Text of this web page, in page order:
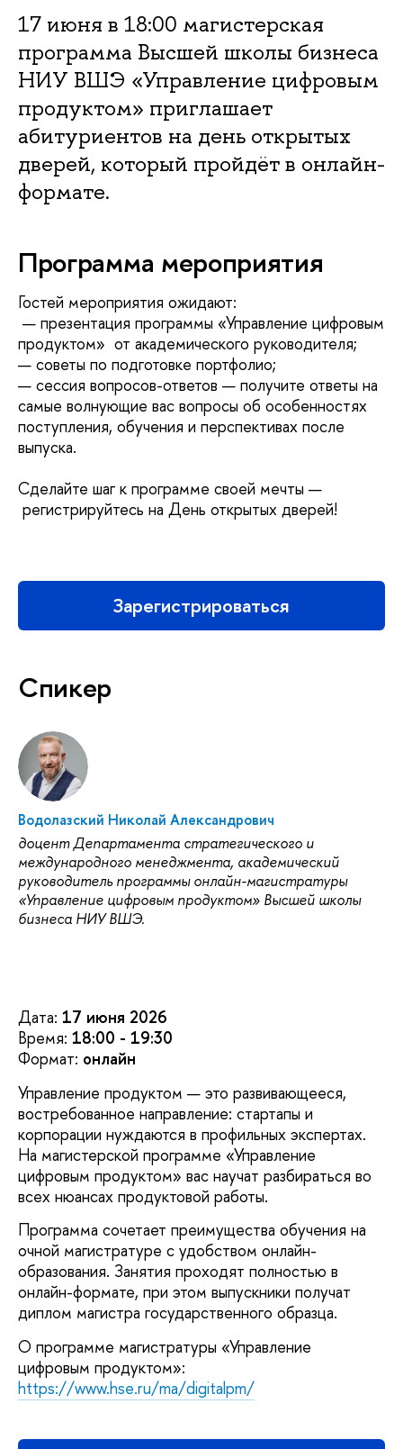
17 июня в 18:00 магистерская
программа Высшей школы бизнеса
НИУ ВШЭ «Управление цифровым
продуктом» приглашает
абитуриентов на день открытых
дверей, который пройдёт в онлайн-
формате.
Программа мероприятия
Гостей мероприятия ожидают:
— презентация программы «Управление цифровым
продуктом» от академического руководителя;
— советы по подготовке портфолио;
— сессия вопросов-ответов — получите ответы на
самые волнующие вас вопросы об особенностях
поступления, обучения и перспективах после
выпуска.
Сделайте шаг к программе своей мечты —
регистрируйтесь на День открытых дверей!
Зарегистрироваться
Спикер
Водолазский Николай Александрович
доцент Департамента стратегического и
международного менеджмента, академический
руководитель программы онлайн-магистратуры
«Управление цифровым продуктом» Высшей школы
бизнеса НИУ ВШЭ.
Дата: 17 июня 2026
Время: 18:00 - 19:30
Формат: онлайн
Управление продуктом — это развивающееся,
востребованное направление: стартапы и
корпорации нуждаются в профильных экспертах.
На магистерской программе «Управление
цифровым продуктом» вас научат разбираться во
всех нюансах продуктовой работы.
Программа сочетает преимущества обучения на
очной магистратуре с удобством онлайн-
образования. Занятия проходят полностью в
онлайн-формате, при этом выпускники получат
диплом магистра государственного образца.
О программе магистратуры «Управление
цифровым продуктом»:
https://www.hse.ru/ma/digitalpm/